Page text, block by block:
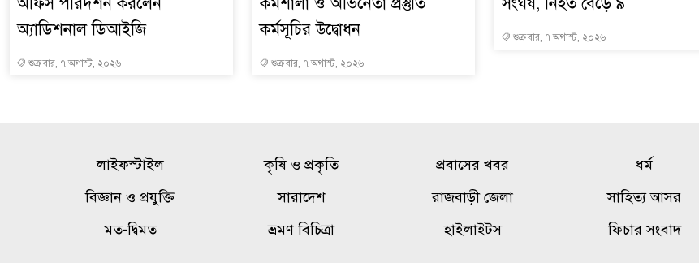
অ্যাডিশনাল ডিআইজি
শুক্রবার, ৭ অগাস্ট, ২০২৬
কর্মসূচির উদ্বোধন
শুক্রবার, ৭ অগাস্ট, ২০২৬
শুক্রবার, ৭ অগাস্ট, ২০২৬
লাইফস্টাইল কৃষি ও প্রকৃতি প্রবাসের খবর ধর্ম
বিজ্ঞান ও প্রযুক্তি
সারাদেশ রাজবাড়ী জেলা সাহিত্য আসর
মত-দ্বিমত
ভ্রমণ বিচিত্রা হাইলাইটস ফিচার সংবাদ